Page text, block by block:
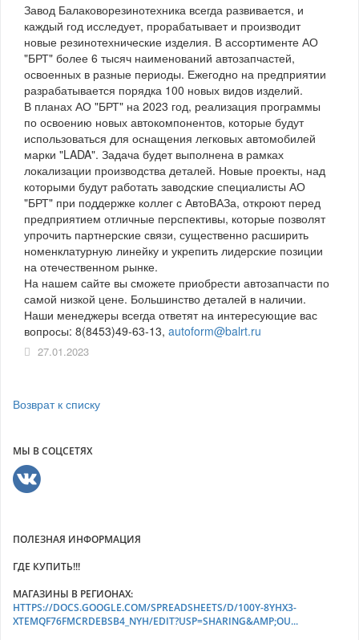
Завод Балаковорезинотехника всегда развивается, и
каждый год исследует, прорабатывает и производит
новые резинотехнические изделия. В ассортименте АО
"БРТ" более 6 тысяч наименований автозапчастей,
освоенных в разные периоды. Ежегодно на предприятии
разрабатывается порядка 100 новых видов изделий.
В планах АО "БРТ" на 2023 год, реализация программы
по освоению новых автокомпонентов, которые будут
использоваться для оснащения легковых автомобилей
марки "LADA". Задача будет выполнена в рамках
локализации производства деталей. Новые проекты, над
которыми будут работать заводские специалисты АО
"БРТ" при поддержке коллег с АвтоВАЗа, откроют перед
предприятием отличные перспективы, которые позволят
упрочить партнерские связи, существенно расширить
номенклатурную линейку и укрепить лидерские позиции
на отечественном рынке.
На нашем сайте вы сможете приобрести автозапчасти по
самой низкой цене. Большинство деталей в наличии.
Наши менеджеры всегда ответят на интересующие вас
вопросы: 8(8453)49-63-13, autoform@balrt.ru
27.01.2023
Возврат к списку
МЫ В СОЦСЕТЯХ
ПОЛЕЗНАЯ ИНФОРМАЦИЯ
ГДЕ КУПИТЬ!!!
МАГАЗИНЫ В РЕГИОНАХ:
HTTPS://DOCS.GOOGLE.COM/SPREADSHEETS/D/100Y-8YHX3-
XTEMQF76FMCRDEBSB4_NYH/EDIT?USP=SHARING&AMP;OU...